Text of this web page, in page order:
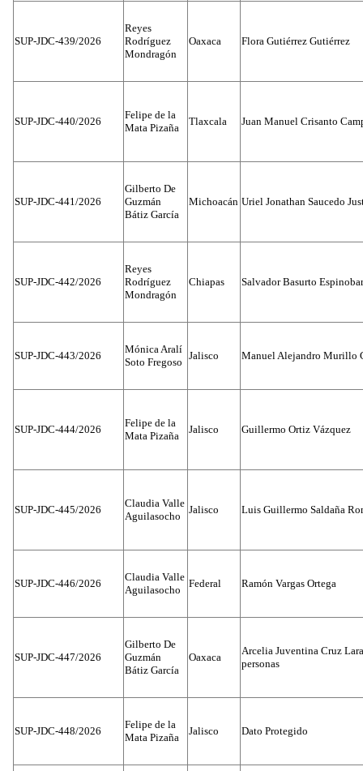
SUP-JDC-439/2026
Reyes
Rodríguez
Mondragón
Oaxaca Flora Gutiérrez Gutiérrez
SUP-JDC-440/2026
Felipe de la
Mata Pizaña
Tlaxcala Juan Manuel Crisanto
SUP-JDC-441/2026
Gilberto De
Guzmán
Bátiz García
Michoacán Uriel Jonathan Saucedo
SUP-JDC-442/2026
Reyes
Rodríguez
Mondragón
Chiapas Salvador Basurto
SUP-JDC-443/2026
Mónica Aralí
Soto Fregoso
Jalisco Manuel Alejandro Murillo
SUP-JDC-444/2026
Felipe de la
Mata Pizaña
Jalisco Guillermo Ortiz Vázquez
SUP-JDC-445/2026
Claudia Valle
Aguilasocho
Jalisco Luis Guillermo Saldaña
SUP-JDC-446/2026
Claudia Valle
Aguilasocho
Federal Ramón Vargas Ortega
SUP-JDC-447/2026
Gilberto De
Guzmán
Bátiz García
Oaxaca
Arcelia Juventina Cruz
personas
SUP-JDC-448/2026
Felipe de la
Mata Pizaña
Jalisco Dato Protegido